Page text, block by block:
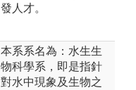
發人才。
本系系名為：水生生
物科學系，即是指針
對水中現象及生物之